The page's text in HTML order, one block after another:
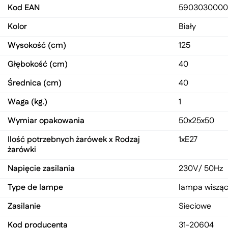
Kod EAN
Kolor
Biały
Wysokość (cm)
125
Głębokość (cm)
40
Średnica (cm)
40
Waga (kg.)
1
Wymiar opakowania
50x25x50
Ilość potrzebnych żarówek x Rodzaj
żarówki
1xE27
Napięcie zasilania
230V/ 50Hz
Type de lampe
lampa
Zasilanie
Sieciowe
Kod producenta
31-20604